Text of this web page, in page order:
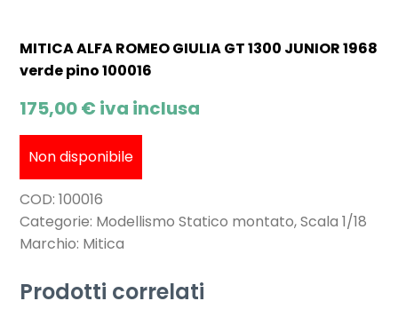
MITICA ALFA ROMEO GIULIA GT 1300 JUNIOR 1968
verde pino 100016
175,00€ iva inclusa
Non disponibile
COD:100016
Categorie: Modellismo Statico montato,Scala 1/18
Marchio: Mitica
Prodotti correlati